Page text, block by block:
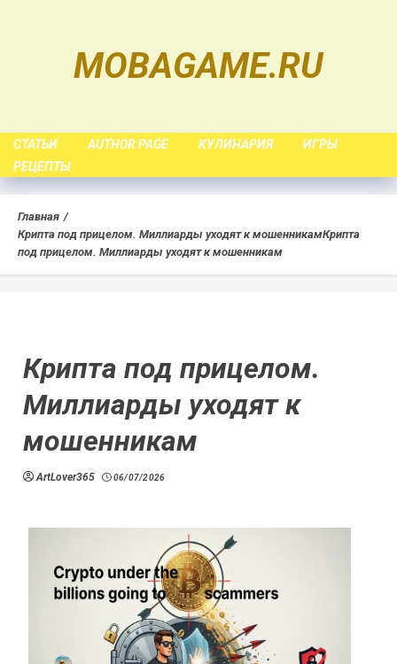
MOBAGAME.RU
СТАТЬИ AUTHOR PAGE КУЛИНАРИЯ
ИГРЫ
РЕЦЕПТЫ
Главная
Крипта под прицелом. Миллиарды уходят к мошенникамКрипта
под прицелом. Миллиарды уходят к мошенникам
Крипта под прицелом.
Миллиарды уходят к
мошенникам
ArtLover365 06/07/2026